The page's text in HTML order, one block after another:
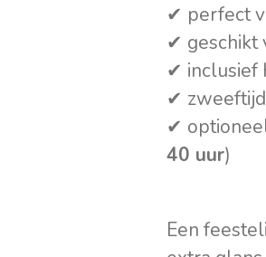
✔ perfect
✔ geschikt
✔ inclusief
✔
✔
40 uur)
Een